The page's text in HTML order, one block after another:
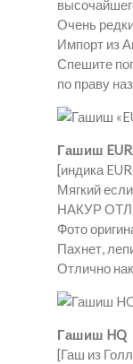
Очень
Импорт из
Спешите
по праву
Гашиш
[индика
Мягкий
НАКУР
Фото
Пахнет,
Отлично
Гашиш HQ
[Гаш из